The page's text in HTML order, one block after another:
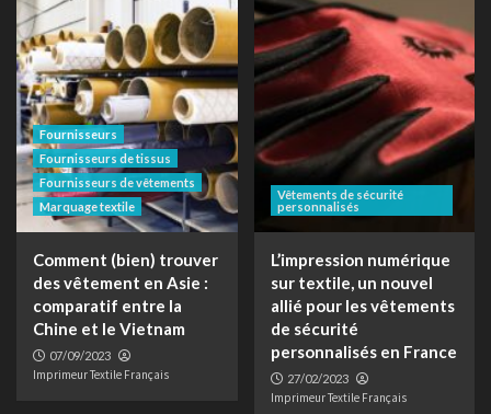
Fournisseurs
Fournisseurs de tissus
Fournisseurs de vêtements
Marquage textile
Comment (bien) trouver
des vêtement en Asie :
comparatif entre la
Chine et le Vietnam
07/09/2023
Imprimeur Textile Français
Vêtements de sécurité
personnalisés
L’impression numérique
sur textile, un nouvel
allié pour les vêtements
de sécurité
personnalisés en France
27/02/2023
Imprimeur Textile Français